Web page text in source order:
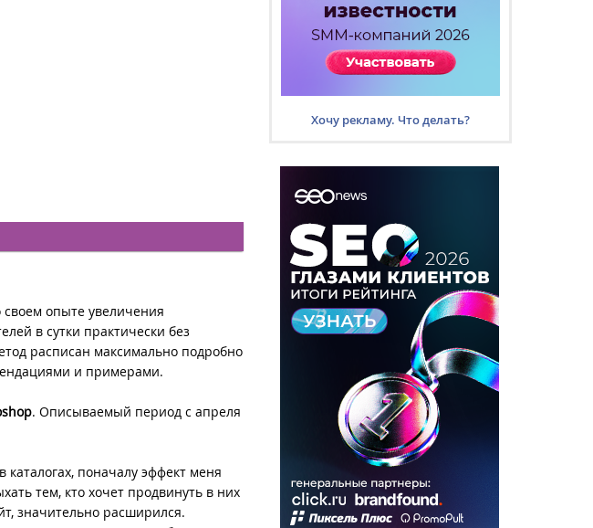
своем опыте увеличения
в сутки практически без
расписан максимально подробно
и примерами.
. Описываемый период c апреля
поначалу эффект меня
тем, кто хочет продвинуть в них
значительно расширился.
Хочу рекламу. Что делать?